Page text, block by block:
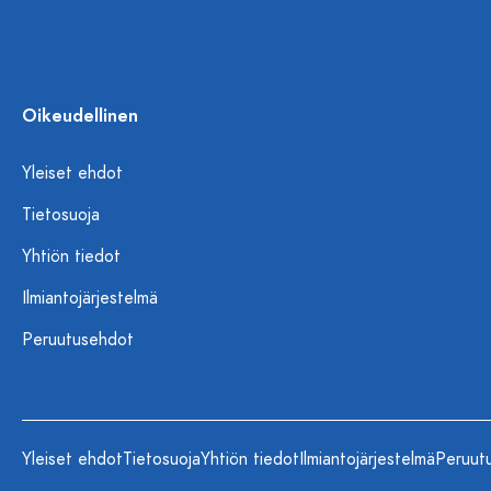
Oikeudellinen
Yleiset ehdot
Tietosuoja
Yhtiön tiedot
Ilmiantojärjestelmä
Peruutusehdot
Yleiset ehdotTietosuojaYhtiön tiedotIlmiantojärjestelmä